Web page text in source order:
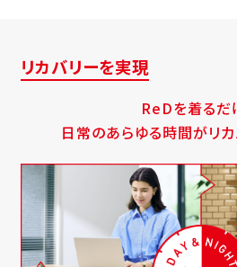
リカバリーを実現
ReDを着るだ
日常のあらゆる時間がリカ